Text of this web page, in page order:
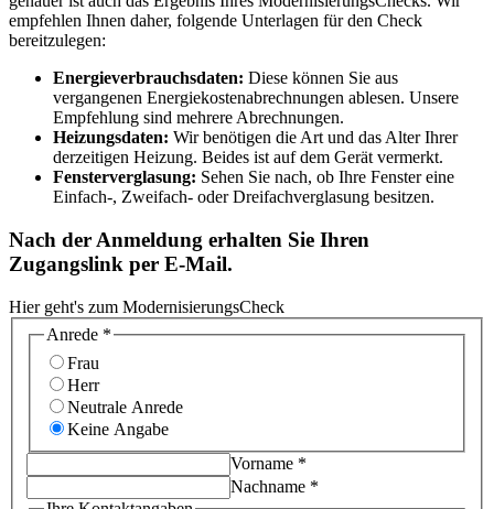
empfehlen Ihnen daher, folgende Unterlagen für den Check
bereitzulegen:
Energieverbrauchsdaten: Diese können Sie aus
vergangenen Energiekostenabrechnungen ablesen. Unsere
Empfehlung sind mehrere Abrechnungen.
Heizungsdaten: Wir benötigen die Art und das Alter Ihrer
derzeitigen Heizung. Beides ist auf dem Gerät vermerkt.
Fensterverglasung: Sehen Sie nach, ob Ihre Fenster eine
Einfach-, Zweifach- oder Dreifachverglasung besitzen.
Nach der Anmeldung erhalten Sie Ihren
Zugangslink per E-Mail.
Hier geht's zum ModernisierungsCheck
Anrede *
Frau
Herr
Neutrale Anrede
Keine Angabe
Vorname *
Nachname *